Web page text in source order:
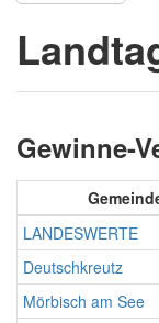
Gewinne-
LANDESWERTE
Deutschkreutz
Mörbisch am See